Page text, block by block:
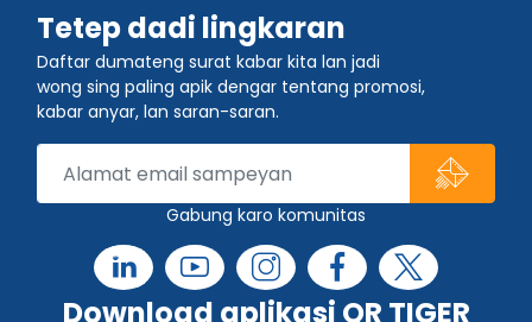
Tetep dadi lingkaran
Daftar dumateng surat kabar kita lan jadi
wong sing paling apik dengar tentang promosi,
kabar anyar, lan saran-saran.
Gabung karo komunitas
Download aplikasi QR TIGER